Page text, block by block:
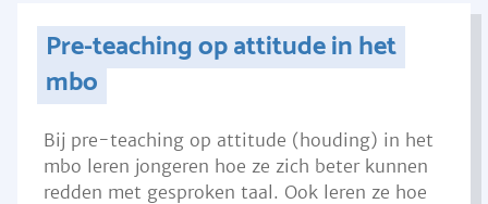
Pre-teaching op attitude in het
mbo
Bij pre-teaching op attitude (houding) in het
mbo leren jongeren hoe ze zich beter kunnen
redden met gesproken taal. Ook leren ze hoe